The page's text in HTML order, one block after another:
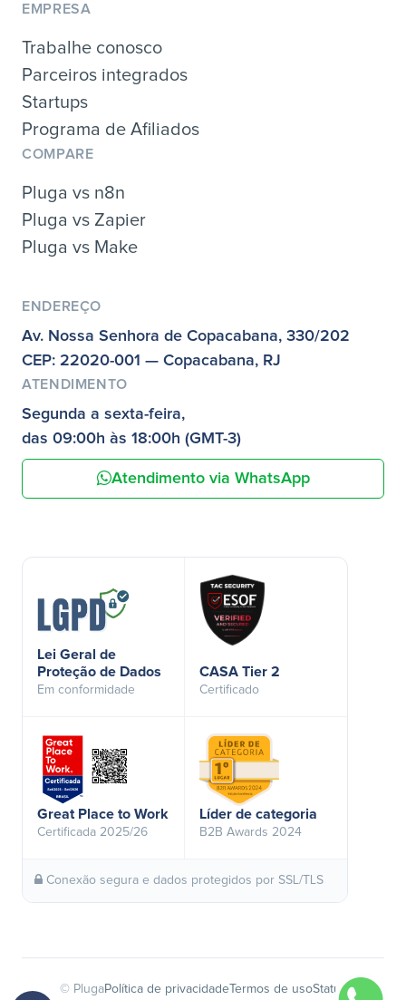
EMPRESA
Trabalhe conosco
Parceiros integrados
Startups
Programa de Afiliados
COMPARE
Pluga vs n8n
Pluga vs Zapier
Pluga vs Make
ENDEREÇO
Av. Nossa Senhora de Copacabana, 330/202
CEP: 22020-001 — Copacabana, RJ
ATENDIMENTO
Segunda a sexta-feira,
das 09:00h às 18:00h (GMT-3)
Atendimento via WhatsApp
Lei Geral de
Proteção de Dados
Em conformidade
CASA Tier 2
Certificado
Great Place to Work
Certificada 2025/26
Líder de categoria
B2B Awards 2024
Conexão segura e dados protegidos por SSL/TLS
© PlugaPolítica de privacidadeTermos de usoStatus